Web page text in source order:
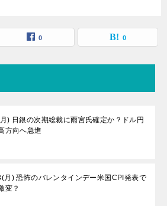
0 0
) 日銀の次期総裁に雨宮氏確定か？ドル円
方向へ急進
月) 恐怖のバレンタインデー米国CPI発表で
変？